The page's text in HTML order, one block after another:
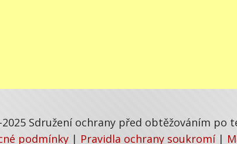
Sdružení ochrany před obtěžováním po
podmínky | Pravidla ochrany soukromí |